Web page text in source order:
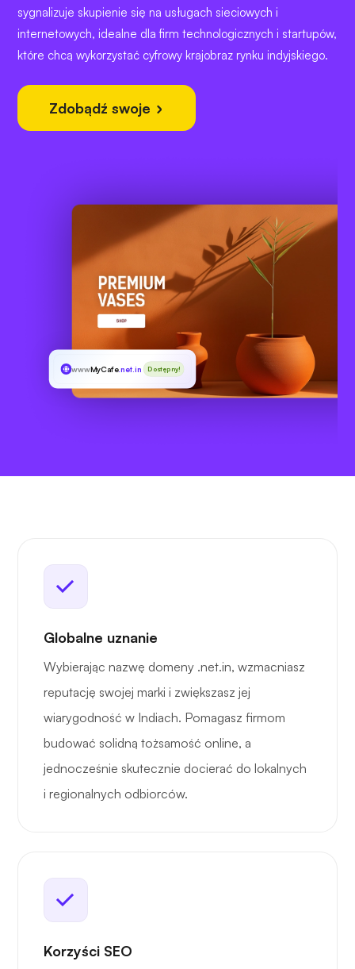
sygnalizuje skupienie się na usługach sieciowych i
internetowych, idealne dla firm technologicznych i startupów,
które chcą wykorzystać cyfrowy krajobraz rynku indyjskiego.
Zdobądź swoje
wwwMyCafe.net.in Dostępny!
Globalne uznanie
Wybierając nazwę domeny .net.in, wzmacniasz
reputację swojej marki i zwiększasz jej
wiarygodność w Indiach. Pomagasz firmom
budować solidną tożsamość online, a
jednocześnie skutecznie docierać do lokalnych
i regionalnych odbiorców.
Korzyści SEO